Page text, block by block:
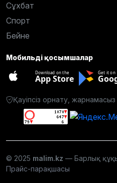
Сұхбат
Спорт
Бейне
Мобильді қосымшалар
Download on the
App Store
Get it on
Қауіпсіз орнату,
© 2025 malim.kz — Барлық
Прайс-парақшасы